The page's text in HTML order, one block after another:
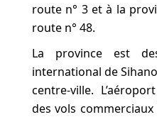
route n° 3 et à la
route n° 48.
La province est
international de
centre-ville.
des vols